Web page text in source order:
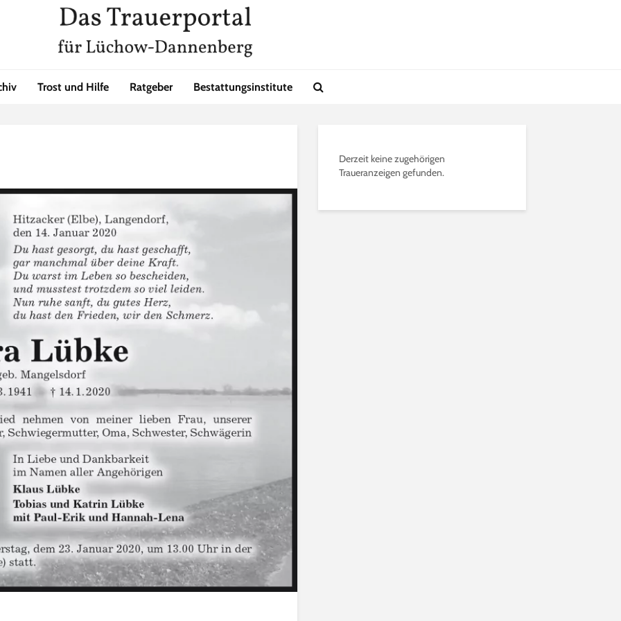
Trost und Hilfe Ratgeber Bestattungsinstitute
Derzeit keine zugehörigen
Traueranzeigen gefunden.